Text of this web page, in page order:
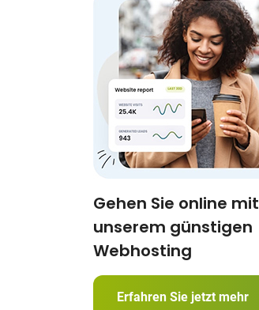
Gehen Sie online mit
unserem günstigen
Webhosting
Erfahren Sie jetzt mehr